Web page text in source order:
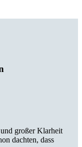
großer Klarheit
dachten, dass